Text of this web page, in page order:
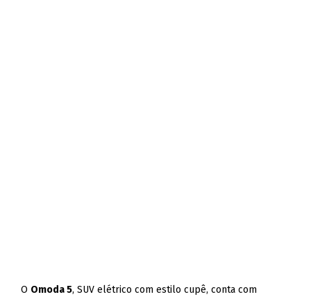
O Omoda 5, SUV elétrico com estilo cupê, conta com